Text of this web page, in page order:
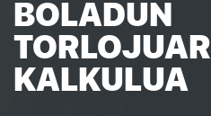
BOLADUN
KALKULUA